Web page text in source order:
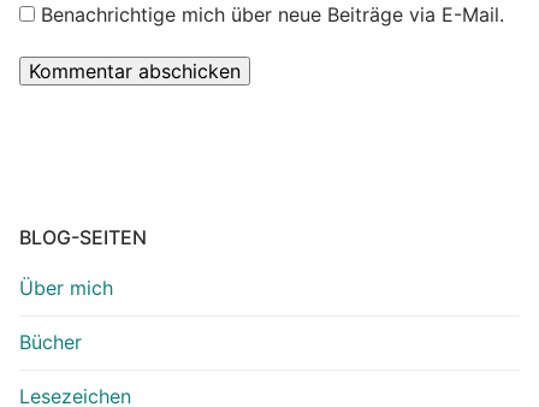
Benachrichtige mich über neue Beiträge via E-Mail.
BLOG-SEITEN
Über mich
Bücher
Lesezeichen